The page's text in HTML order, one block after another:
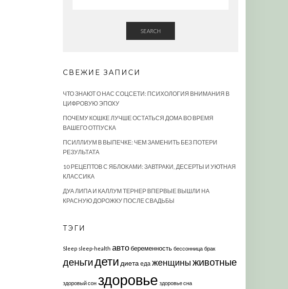
SEARCH
СВЕЖИЕ ЗАПИСИ
ЧТО ЗНАЮТ О НАС СОЦСЕТИ: ПСИХОЛОГИЯ ВНИМАНИЯ В
ЦИФРОВУЮ ЭПОХУ
ПОЧЕМУ КОШКЕ ЛУЧШЕ ОСТАТЬСЯ ДОМА ВО ВРЕМЯ
ВАШЕГО ОТПУСКА
ПСИЛЛИУМ В ВЫПЕЧКЕ: ЧЕМ ЗАМЕНИТЬ БЕЗ ПОТЕРИ
РЕЗУЛЬТАТА
10 РЕЦЕПТОВ С ЯБЛОКАМИ: ЗАВТРАКИ, ДЕСЕРТЫ И УЮТНАЯ
КЛАССИКА
ДУА ЛИПА И КАЛЛУМ ТЕРНЕР ВПЕРВЫЕ ВЫШЛИ НА
КРАСНУЮ ДОРОЖКУ ПОСЛЕ СВАДЬБЫ
ТЭГИ
Sleep sleep-health автобеременность бессонница брак
деньгидети диета еда женщиныживотные
здоровый сон здоровье здоровье сна